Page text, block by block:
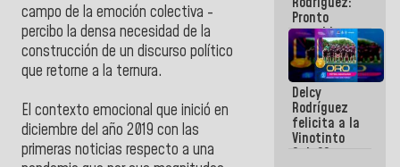
campo de la emoción colectiva -
percibo la densa necesidad de la
construcción de un discurso político
que retorne a la ternura.
El contexto emocional que inició en
diciembre del año 2019 con las
primeras noticias respecto a una
Pronto
restableceremos
las
operaciones
en el
Aeropuerto
Internacional
de
Maiquetía
Delcy
Rodríguez
felicita a la
Vinotinto
Sub 20